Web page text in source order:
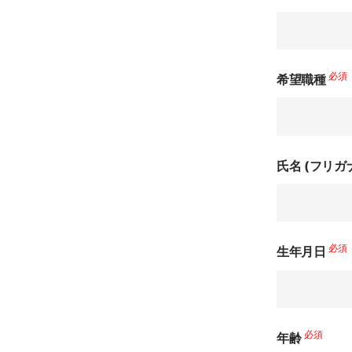
希望職種 必須
氏名 (フリガ
生年月日 必須
年齢 必須